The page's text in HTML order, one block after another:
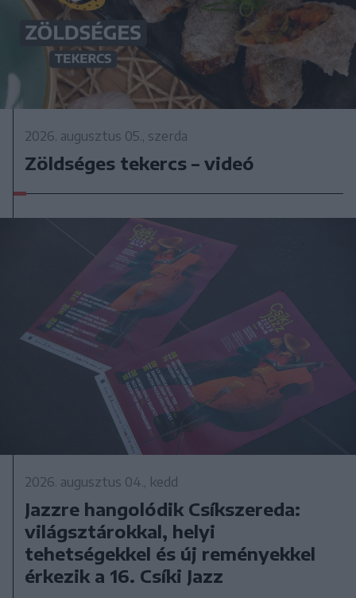
2026. augusztus 05., szerda
Zöldséges tekercs – videó
2026. augusztus 04., kedd
Jazzre hangolódik Csíkszereda:
világsztárokkal, helyi
tehetségekkel és új reményekkel
érkezik a 16. Csíki Jazz